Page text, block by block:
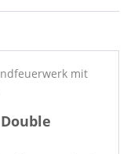
mit